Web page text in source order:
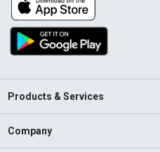
Products & Services
Company